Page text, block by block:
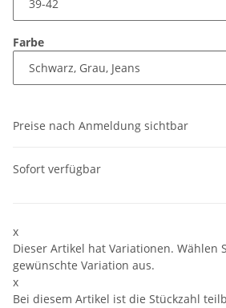
Farbe
Preise nach Anmeldung sichtbar
Sofort verfügbar
x
Dieser Artikel hat Variationen. Wählen
gewünschte Variation aus.
x
Bei diesem Artikel ist die Stückzahl